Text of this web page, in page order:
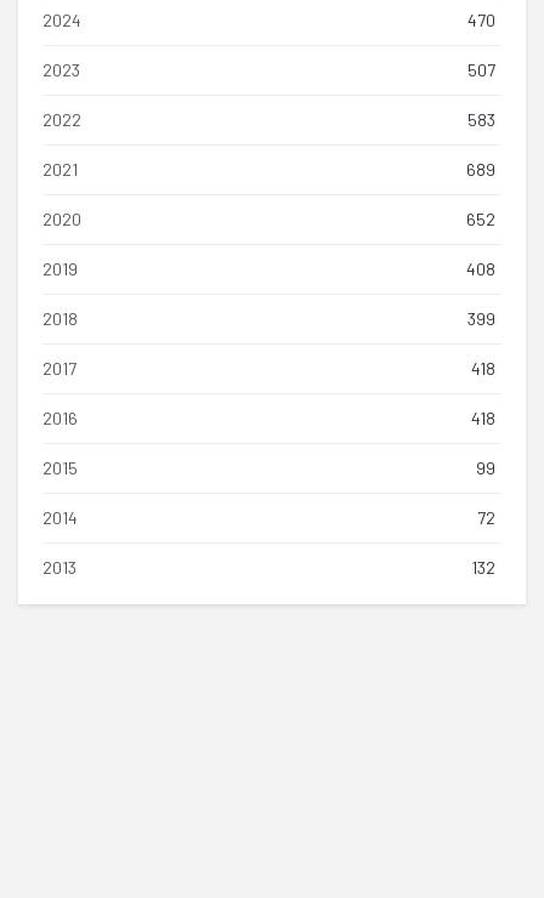
2024 470
2023 507
2022 583
2021 689
2020 652
2019 408
2018 399
2017 418
2016 418
2015 99
2014 72
2013 132